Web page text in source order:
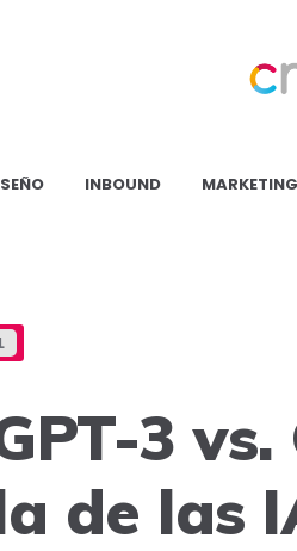
CmásD
INBOUND
3
de las